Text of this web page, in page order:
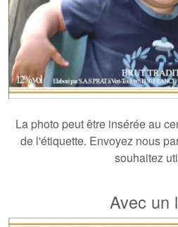
La photo peut être insérée au
de l'étiquette. Envoyez nous
souhaitez
Avec un